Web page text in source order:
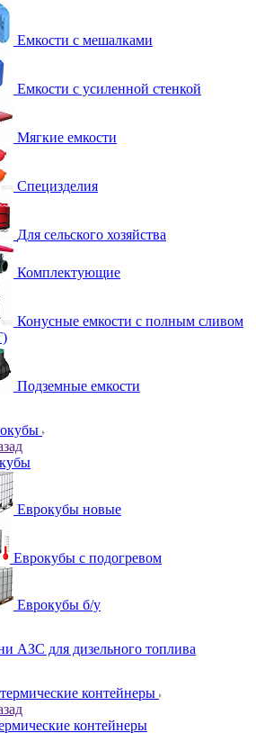
Емкости с мешалками
Емкости с усиленной стенкой
Мягкие емкости
Специзделия
Для сельского хозяйства
Комплектующие
Конусные емкости с полным сливом
Подземные емкости
Еврокубы новые
Еврокубы с подогревом
Еврокубы б/у
АЗС для дизельного топлива
контейнеры
контейнеры